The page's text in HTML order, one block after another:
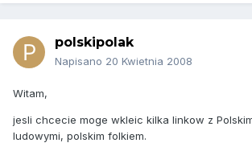
polskipolak
Napisano 20 Kwietnia 2008
Witam,
jesli chcecie moge wkleic kilka linkow z
ludowymi, polskim folkiem.